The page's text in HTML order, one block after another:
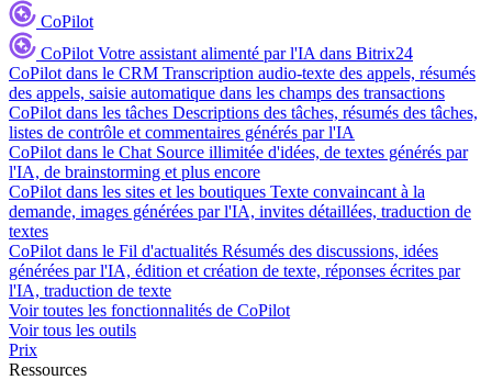
CoPilot
CoPilot Votre assistant alimenté par l'IA dans Bitrix24
CoPilot dans le CRM Transcription audio-texte des appels, résumés
des appels, saisie automatique dans les champs des transactions
CoPilot dans les tâches Descriptions des tâches, résumés des tâches,
listes de contrôle et commentaires générés par l'IA
CoPilot dans le Chat Source illimitée d'idées, de textes générés par
l'IA, de brainstorming et plus encore
CoPilot dans les sites et les boutiques Texte convaincant à la
demande, images générées par l'IA, invites détaillées, traduction de
textes
CoPilot dans le Fil d'actualités Résumés des discussions, idées
générées par l'IA, édition et création de texte, réponses écrites par
l'IA, traduction de texte
Voir toutes les fonctionnalités de CoPilot
Voir tous les outils
Prix
Ressources